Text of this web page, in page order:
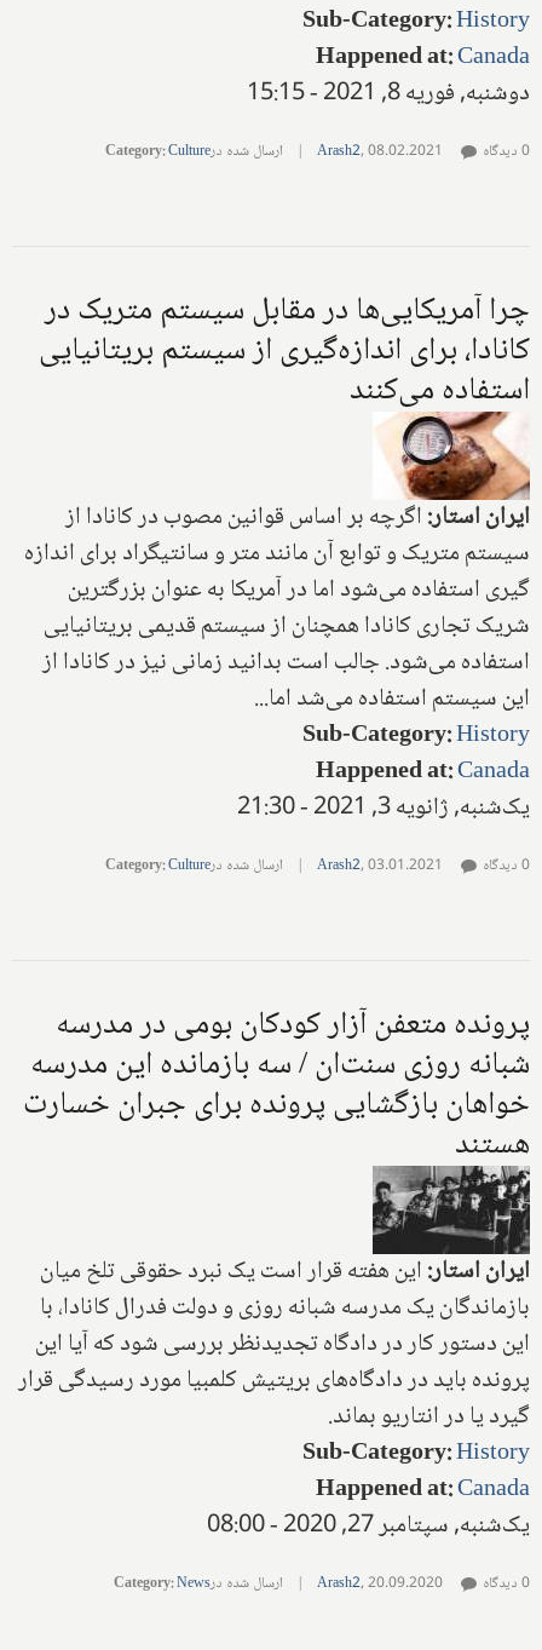
Sub-Category:History
Happened at:Canada
دوشنبه, فوریه 8, 2021 - 15:15
Arash2,08.02.2021
| ارسال شده در Category:Culture 0 دیدگاه
چرا آمریکایی‌ها در مقابل سیستم متریک در
کانادا، برای اندازه‌گیری از سیستم بریتانیایی
استفاده می‌کنند
ایران استار:اگرچه بر اساس قوانین مصوب در کانادا از
سیستم متریک و توابع آن مانند متر و سانتیگراد برای اندازه
گیری استفاده می‌شود اما در آمریکا به عنوان بزرگترین
شریک تجاری کانادا همچنان از سیستم قدیمی بریتانیایی
استفاده می‌شود. جالب است بدانید زمانی نیز در کانادا از
این سیستم استفاده می‌شد اما...
Sub-Category:History
Happened at:Canada
یک‌شنبه, ژانویه 3, 2021 - 21:30
Arash2,03.01.2021
| ارسال شده در Category:Culture 0 دیدگاه
پرونده متعفن آزار کودکان بومی در مدرسه
شبانه روزی سنت‌ان / سه بازمانده این مدرسه
خواهان بازگشایی پرونده برای جبران خسارت
هستند
ایران استار:این هفته قرار است یک نبرد حقوقی تلخ میان
بازماندگان یک مدرسه شبانه روزی و دولت فدرال کانادا، با
این دستور کار در دادگاه تجدیدنظر بررسی شود که آیا این
پرونده باید در دادگاه‌های بریتیش کلمبیا مورد رسیدگی قرار
گیرد یا در انتاریو بماند.
Sub-Category:History
Happened at:Canada
یک‌شنبه, سپتامبر 27, 2020 - 08:00
Arash2,20.09.2020
| ارسال شده در Category:News 0 دیدگاه